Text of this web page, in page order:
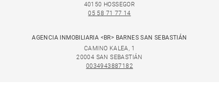
40150 HOSSEGOR
05 58 71 77 14
AGENCIA INMOBILIARIA <BR> BARNES SAN SEBASTIÁN
CAMINO KALEA, 1
20004 SAN SEBASTIÁN
0034943887182